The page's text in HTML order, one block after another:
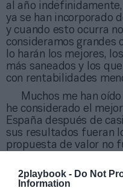
2playbook - Do Not
Information
al año
ya se han incorporado
y cuando esto ocurra
consideramos grandes
lo harán los mejores,
más saneados y los
con rentabilidades
Muchos me han
he considerado el
España después de
sus resultados fueran
propuesta de valor no
hacerlo en la mayoría
dice mucho y bien de